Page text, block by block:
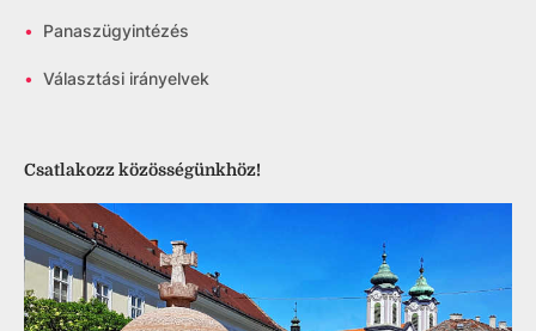
• Panaszügyintézés
• Választási irányelvek
Csatlakozz közösségünkhöz!